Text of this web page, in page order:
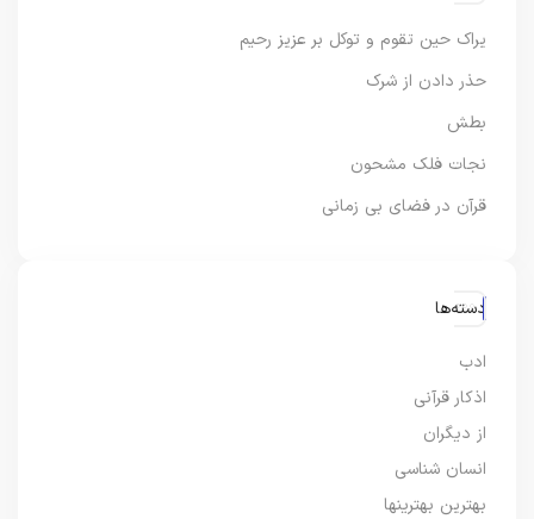
یراک حین تقوم و توکل بر عزیز رحیم
حذر دادن از شرک
بطش
نجات فلک مشحون
قرآن در فضای بی زمانی
دسته‌ها
ادب
اذکار قرآنی
از دیگران
انسان شناسی
بهترین بهترینها